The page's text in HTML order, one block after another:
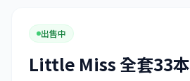
出售中
Little Miss 全套33本